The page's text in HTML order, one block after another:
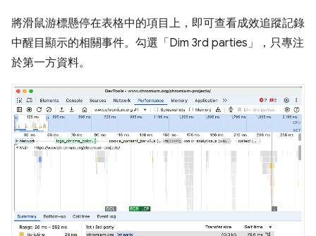
將滑鼠游標懸停在表格中的項目上，即可查看成效追蹤記錄
中醒目顯示的相關事件。勾選「Dim 3rd parties」
，只專注
於第一方資料。